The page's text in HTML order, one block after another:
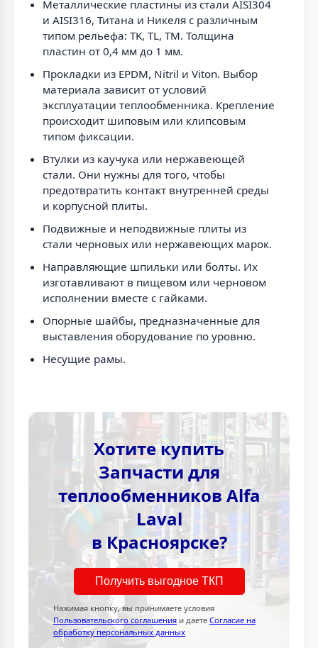
Металлические пластины из стали AISI304
и AISI316, Титана и Никеля с различным
типом рельефа: TK, TL, TM. Толщина
пластин от 0,4 мм до 1 мм.
Прокладки из EPDM, Nitril и Viton. Выбор
материала зависит от условий
эксплуатации теплообменника. Крепление
происходит шиповым или клипсовым
типом фиксации.
Втулки из каучука или нержавеющей
стали. Они нужны для того, чтобы
предотвратить контакт внутренней среды
и корпусной плиты.
Подвижные и неподвижные плиты из
стали черновых или нержавеющих марок.
Направляющие шпильки или болты. Их
изготавливают в пищевом или черновом
исполнении вместе с гайками.
Опорные шайбы, предназначенные для
выставления оборудование по уровню.
Несущие рамы.
Хотите купить
Запчасти для
теплообменников Alfa
Laval
в Красноярске?
Получить выгодное ТКП
Нажимая кнопку, вы принимаете условия
Пользовательского соглашения и даете Согласие на
обработку персональных данных